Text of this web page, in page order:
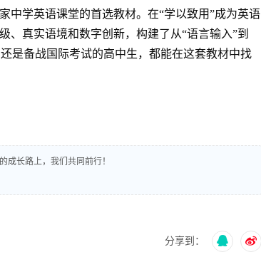
中学英语课堂的首选教材。 在“学以致用”成为英语
、真实语境和数字创新，构建了从“语言输入”到
是备战国际考试的高中生，都能在这套教材中找
成长路上，我们共同前行！
分享到：